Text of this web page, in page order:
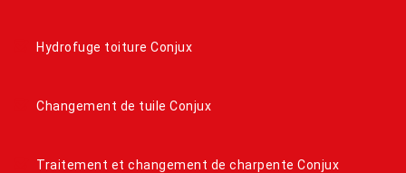
Hydrofuge toiture Conjux
Changement de tuile Conjux
Traitement et changement de charpente Conjux